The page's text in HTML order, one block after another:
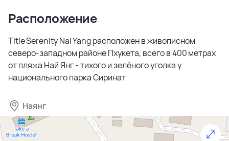
Расположение
Title Serenity Nai Yang расположен в живописном
северо-западном районе Пхукета, всего в 400 метрах
от пляжа Най Янг - тихого и зелёного уголка у
национального парка Сиринат
Наянг